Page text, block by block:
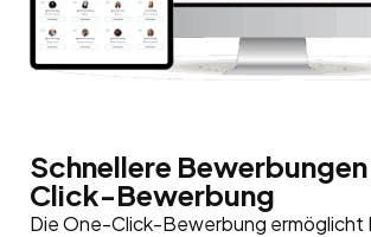
Schnellere
Click-Bewerbung
Die One-Click-Bewerbung ermöglicht